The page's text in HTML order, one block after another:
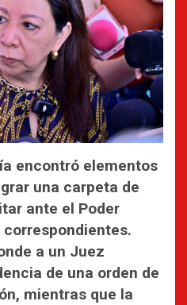
encontró elementos
una carpeta de
ante el Poder
a un Juez
de una orden de
mientras que la